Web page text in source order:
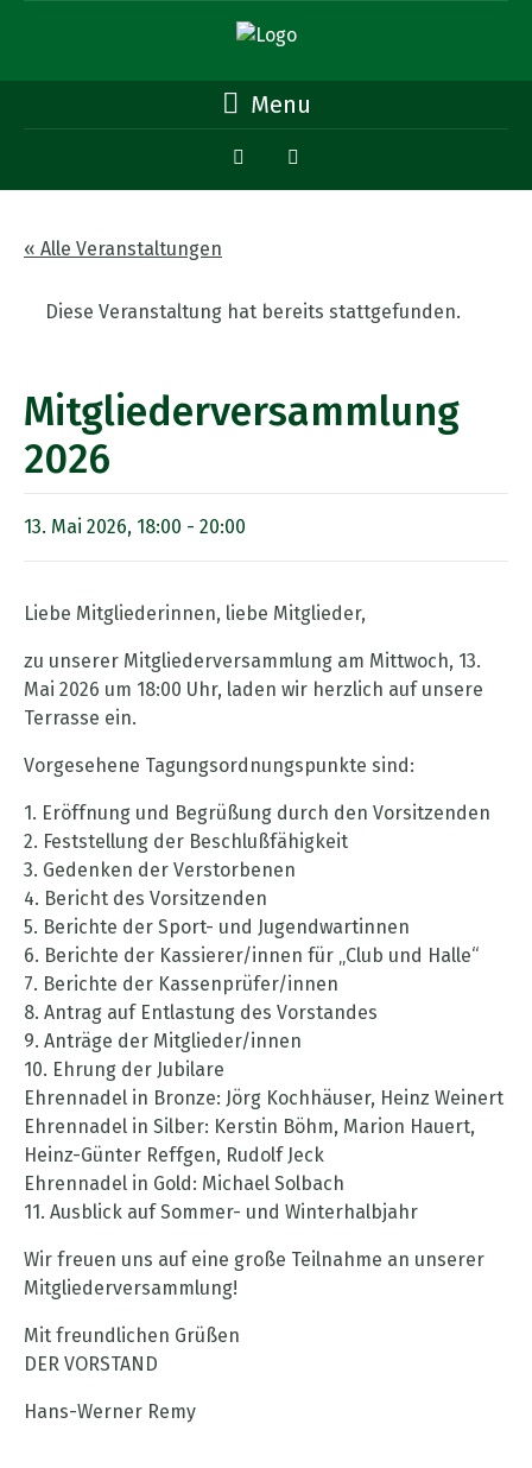
Menu
« Alle Veranstaltungen
Diese Veranstaltung hat bereits stattgefunden.
Mitgliederversammlung
2026
13. Mai 2026, 18:00 - 20:00
Liebe Mitgliederinnen, liebe Mitglieder,
zu unserer Mitgliederversammlung am Mittwoch, 13.
Mai 2026 um 18:00 Uhr, laden wir herzlich auf unsere
Terrasse ein.
Vorgesehene Tagungsordnungspunkte sind:
1. Eröffnung und Begrüßung durch den Vorsitzenden
2. Feststellung der Beschlußfähigkeit
3. Gedenken der Verstorbenen
4. Bericht des Vorsitzenden
5. Berichte der Sport- und Jugendwartinnen
6. Berichte der Kassierer/innen für „Club und Halle“
7. Berichte der Kassenprüfer/innen
8. Antrag auf Entlastung des Vorstandes
9. Anträge der Mitglieder/innen
10. Ehrung der Jubilare
Ehrennadel in Bronze: Jörg Kochhäuser, Heinz Weinert
Ehrennadel in Silber: Kerstin Böhm, Marion Hauert,
Heinz-Günter Reffgen, Rudolf Jeck
Ehrennadel in Gold: Michael Solbach
11. Ausblick auf Sommer- und Winterhalbjahr
Wir freuen uns auf eine große Teilnahme an unserer
Mitgliederversammlung!
Mit freundlichen Grüßen
DER VORSTAND
Hans-Werner Remy